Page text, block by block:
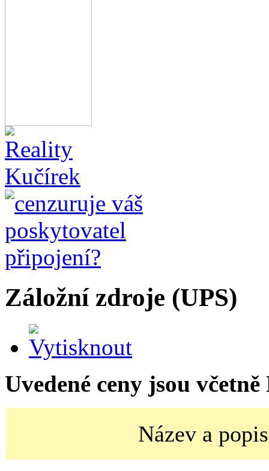
Záložní zdroje (UPS)
Uvedené ceny jsou včetně
Název a